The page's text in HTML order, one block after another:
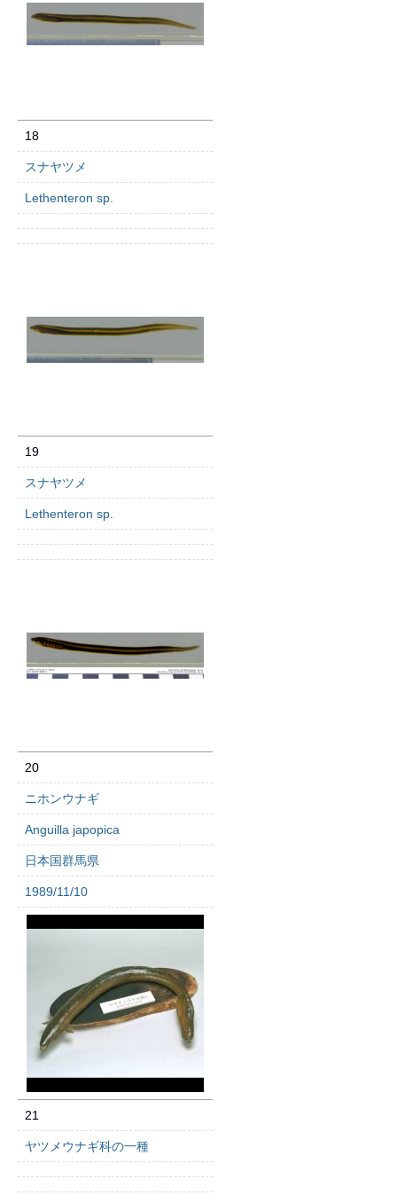
18
スナヤツメ
Lethenteron sp.
19
スナヤツメ
Lethenteron sp.
20
ニホンウナギ
Anguilla japopica
日本国群馬県
1989/11/10
21
ヤツメウナギ科の一種